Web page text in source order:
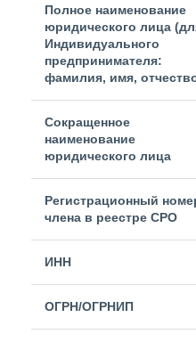
Полное наименование
юридического лица
Индивидуального
предпринимателя:
фамилия, имя,
Сокращенное
наименование
юридического лица
Регистрационный
члена в реестре СРО
ИНН
ОГРН/ОГРНИП